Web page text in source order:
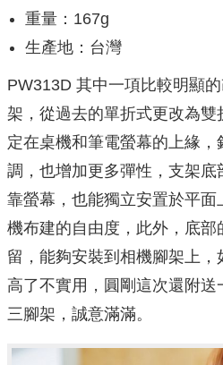
重量：167g
生產地：台灣
PW313D 其中一項比較明顯
架，從過去的單折式更改為雙
定在桌機和筆電螢幕的上緣
調，也增加更多彈性，支架
靠螢幕，也能獨立安置於平
機布建的自由度，此外，底部
留，能夠安裝到相機腳架上
高了不實用，圓剛這次還附
三腳架，誠意滿滿。